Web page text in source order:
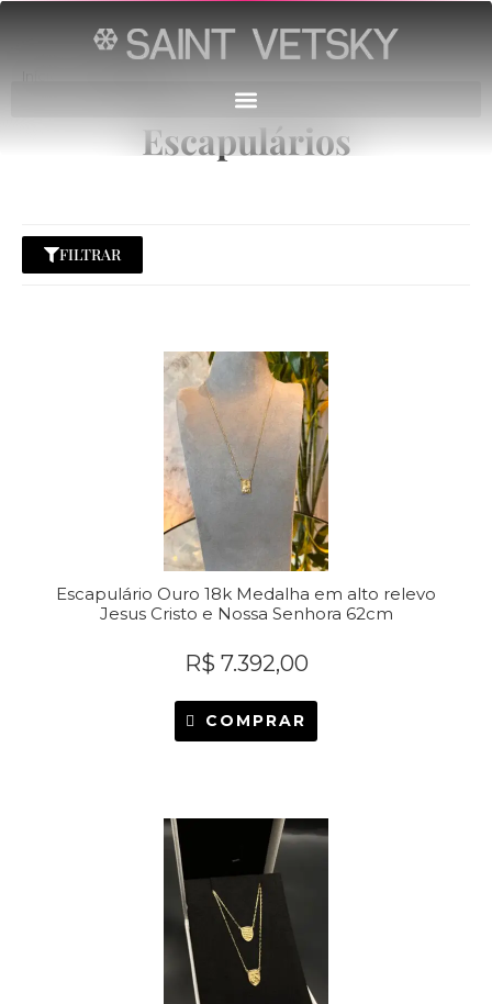
Escapulários
FILTRAR
Escapulário Ouro 18k Medalha em alto relevo
Jesus Cristo e Nossa Senhora 62cm
R$ 7.392,00
COMPRAR